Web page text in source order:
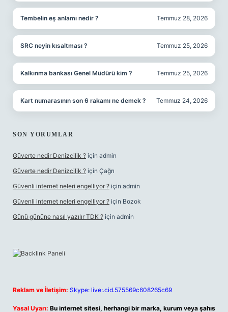
Tembelin eş anlamı nedir ? Temmuz 28, 2026
SRC neyin kısaltması ? Temmuz 25, 2026
Kalkınma bankası Genel Müdürü kim ? Temmuz 25, 2026
Kart numarasının son 6 rakamı ne demek ? Temmuz 24, 2026
SON YORUMLAR
Güverte nedir Denizcilik ? için admin
Güverte nedir Denizcilik ? için Çağrı
Güvenli internet neleri engelliyor ? için admin
Güvenli internet neleri engelliyor ? için Bozok
Günü gününe nasıl yazılır TDK ? için admin
Reklam ve İletişim: Skype: live:.cid.575569c608265c69
Yasal Uyarı: Bu internet sitesi, herhangi bir marka, kurum veya şahıs